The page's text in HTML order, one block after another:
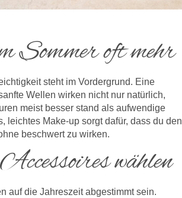
Sommer oft mehr
steht im Vordergrund. Eine
Wellen wirken nicht nur natürlich,
meist besser stand als aufwendige
leichtes Make-up sorgt dafür, dass du den
beschwert zu wirken.
wählen
auf die Jahreszeit abgestimmt sein.